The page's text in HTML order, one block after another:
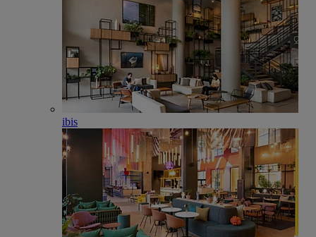
ibis